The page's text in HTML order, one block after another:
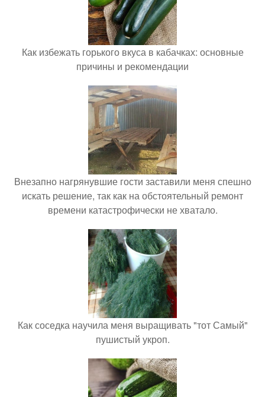
Как избежать горького вкуса в кабачках: основные
причины и рекомендации
Внезапно нагрянувшие гости заставили меня спешно
искать решение, так как на обстоятельный ремонт
времени катастрофически не хватало.
Как соседка научила меня выращивать "тот Самый"
пушистый укроп.